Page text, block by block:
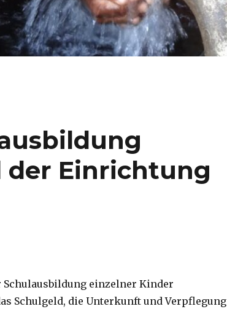
der Einrichtung
einzelner Kinder
Schulgeld, die Unterkunft und Verpflegung